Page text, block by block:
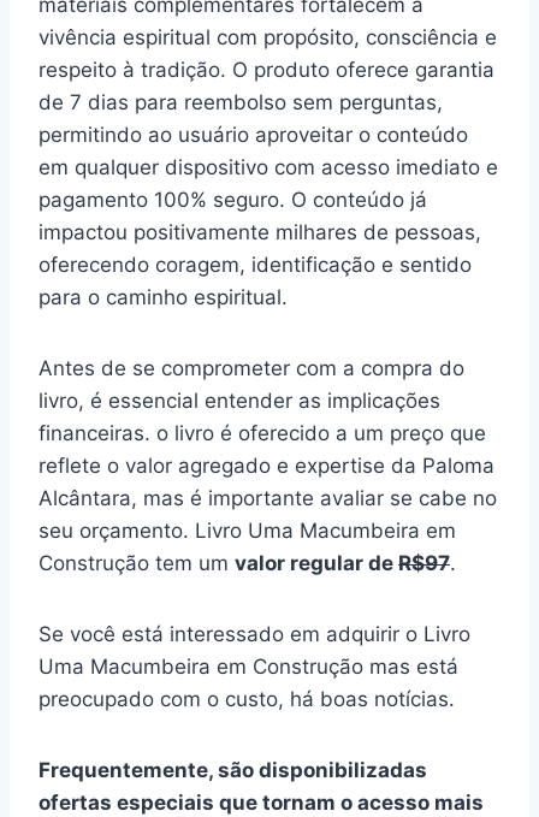
materiais complementares fortalecem a
vivência espiritual com propósito, consciência e
respeito à tradição. O produto oferece garantia
de 7 dias para reembolso sem perguntas,
permitindo ao usuário aproveitar o conteúdo
em qualquer dispositivo com acesso imediato e
pagamento 100% seguro. O conteúdo já
impactou positivamente milhares de pessoas,
oferecendo coragem, identificação e sentido
para o caminho espiritual.
Antes de se comprometer com a compra do
livro, é essencial entender as implicações
financeiras. o livro é oferecido a um preço que
reflete o valor agregado e expertise da Paloma
Alcântara, mas é importante avaliar se cabe no
seu orçamento. Livro Uma Macumbeira em
Construção tem um valor regular de R$97.
Se você está interessado em adquirir o Livro
Uma Macumbeira em Construção mas está
preocupado com o custo, há boas notícias.
Frequentemente, são disponibilizadas
ofertas especiais que tornam o acesso mais